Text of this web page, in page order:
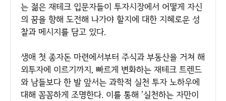
는 젊은 재테크 입문자들이 투자시장에서 어떻게 자신
의 꿈을 향해 도전해 나가야 할지에 대한 지혜로운 성
찰과 메시지를 담고 있다.
생애 첫 종자돈 마련에서부터 주식과 부동산을 거쳐 해
외투자에 이르기까지, 빠르게 변화하는 재테크 트렌드
와 남들보다 한 발 앞서는 과학적 실천 투자 노하우에
대해 꼼꼼하게 조명한다. 이를 통해 '실천하는 자만이